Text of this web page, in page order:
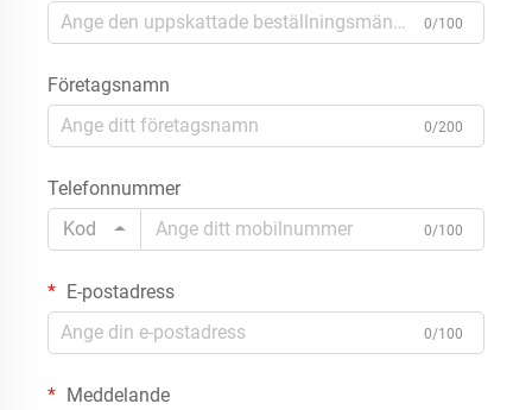
0/100
Företagsnamn
0/200
Telefonnummer
Kod
0/100
E-postadress
0/100
Meddelande